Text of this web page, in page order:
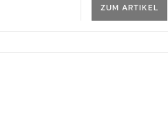
ZUM ARTIKEL